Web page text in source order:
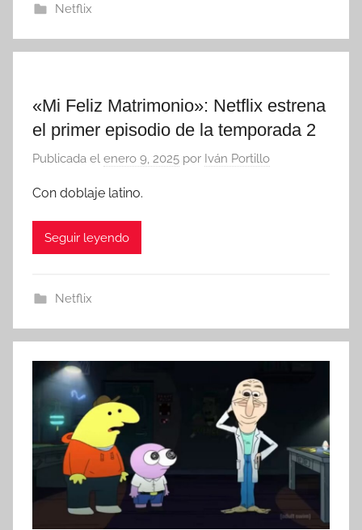
Netflix
«Mi Feliz Matrimonio»: Netflix estrena
el primer episodio de la temporada 2
Publicada el enero 9, 2025 por Iván Portillo
Con doblaje latino.
Seguir leyendo
Netflix